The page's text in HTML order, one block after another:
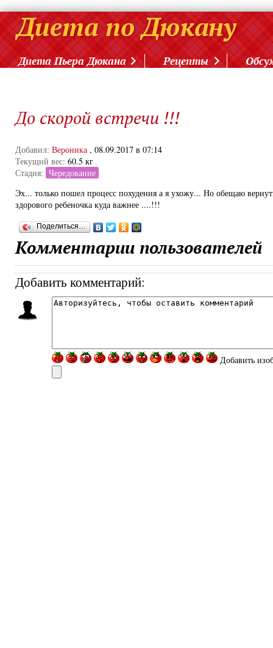
Диета Пьера Дюкана Рецепты
До скорой встречи !!!
Добавил: Вероника , 08.09.2017 в 07:14
Текущий вес: 60.5 кг
Стадия: Чередование
Эх... только пошел процесс похудения а я ухожу... Но обещаю
здорового ребеночка куда важнее ....!!!
Поделиться…
Комментарии пользователей
Добавить комментарий:
Добавить